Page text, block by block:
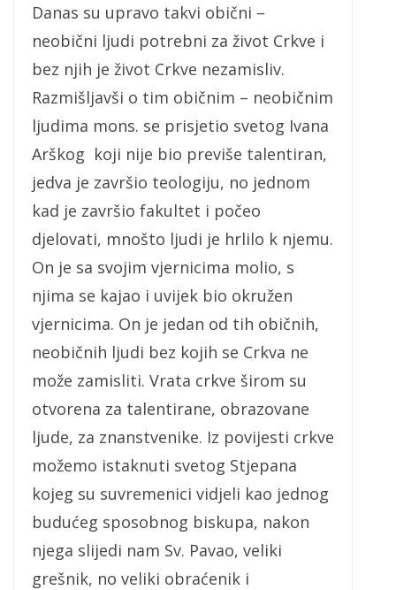
Danas su upravo takvi obični –
neobični ljudi potrebni za život Crkve i
bez njih je život Crkve nezamisliv.
Razmišljavši o tim običnim – neobičnim
ljudima mons. se prisjetio svetog Ivana
Arškog koji nije bio previše talentiran,
jedva je završio teologiju, no jednom
kad je završio fakultet i počeo
djelovati, mnošto ljudi je hrlilo k njemu.
On je sa svojim vjernicima molio, s
njima se kajao i uvijek bio okružen
vjernicima. On je jedan od tih običnih,
neobičnih ljudi bez kojih se Crkva ne
može zamisliti. Vrata crkve širom su
otvorena za talentirane, obrazovane
ljude, za znanstvenike. Iz povijesti crkve
možemo istaknuti svetog Stjepana
kojeg su suvremenici vidjeli kao jednog
budućeg sposobnog biskupa, nakon
njega slijedi nam Sv. Pavao, veliki
grešnik, no veliki obraćenik i